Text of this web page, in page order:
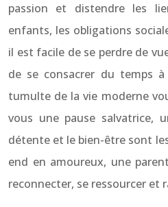
passion et distendre les
enfants, les obligations
il est facile de se perdre de
de se consacrer du temps
tumulte de la vie moderne
vous une pause salvatrice,
détente et le bien-être sont
end en amoureux, une
reconnecter, se ressourcer et